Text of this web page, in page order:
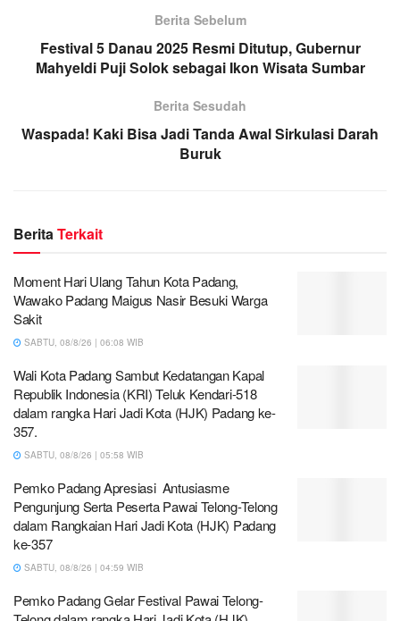
Berita Sebelum
Festival 5 Danau 2025 Resmi Ditutup, Gubernur
Mahyeldi Puji Solok sebagai Ikon Wisata Sumbar
Berita Sesudah
Waspada! Kaki Bisa Jadi Tanda Awal Sirkulasi Darah
Buruk
Berita Terkait
Moment Hari Ulang Tahun Kota Padang,
Wawako Padang Maigus Nasir Besuki Warga
Sakit
SABTU, 08/8/26 | 06:08 WIB
Wali Kota Padang Sambut Kedatangan Kapal
Republik Indonesia (KRI) Teluk Kendari-518
dalam rangka Hari Jadi Kota (HJK) Padang ke-
357.
SABTU, 08/8/26 | 05:58 WIB
Pemko Padang Apresiasi Antusiasme
Pengunjung Serta Peserta Pawai Telong-Telong
dalam Rangkaian Hari Jadi Kota (HJK) Padang
ke-357
SABTU, 08/8/26 | 04:59 WIB
Pemko Padang Gelar Festival Pawai Telong-